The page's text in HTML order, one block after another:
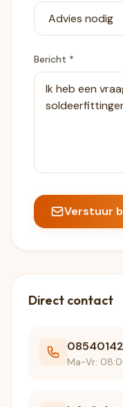
Bericht *
Verstuur
Direct contact
Ma-Vr: